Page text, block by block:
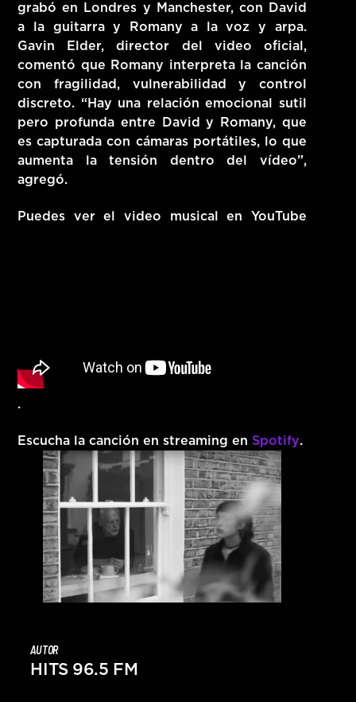
grabó en Londres y Manchester, con David
a la guitarra y Romany a la voz y arpa.
Gavin Elder, director del video oficial,
comentó que Romany interpreta la canción
con fragilidad, vulnerabilidad y control
discreto. “Hay una relación emocional sutil
pero profunda entre David y Romany, que
es capturada con cámaras portátiles, lo que
aumenta la tensión dentro del vídeo”,
agregó.
Puedes ver el video musical en YouTube
.
Escucha la canción en streaming en Spotify.
AUTOR
HITS 96.5 FM